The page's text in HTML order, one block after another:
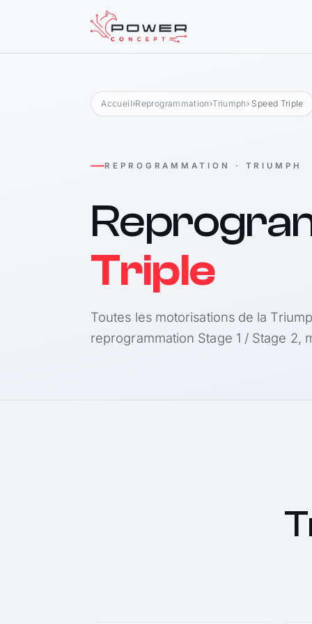
Accueil›Reprogrammation ›Triumph › Speed Triple
REPROGRAMMATION · TRIUMPH
Triple
Toutes les motorisations de la
reprogrammation Stage 1 / Stage 2,